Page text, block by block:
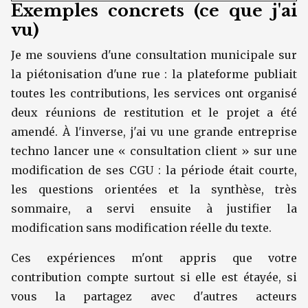
Exemples concrets (ce que j'ai
vu)
Je me souviens d'une consultation municipale sur
la piétonisation d'une rue : la plateforme publiait
toutes les contributions, les services ont organisé
deux réunions de restitution et le projet a été
amendé. À l'inverse, j'ai vu une grande entreprise
techno lancer une « consultation client » sur une
modification de ses CGU : la période était courte,
les questions orientées et la synthèse, très
sommaire, a servi ensuite à justifier la
modification sans modification réelle du texte.
Ces expériences m'ont appris que votre
contribution compte surtout si elle est étayée, si
vous la partagez avec d'autres acteurs